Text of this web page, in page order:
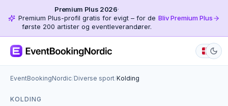
Premium Plus 2026·
Premium Plus-profil gratis for evigt – for de
første 200 artister og eventleverandører.
Bliv Premium Plus
EventBookingNordic/Diverse sport/Kolding
KOLDING